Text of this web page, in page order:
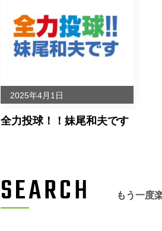
2025年4月1日
全力投球！！妹尾和夫です
SEARCH もう一度